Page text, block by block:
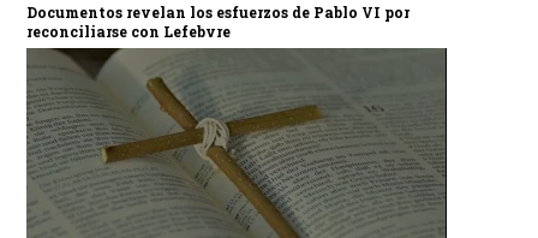
Documentos revelan los esfuerzos de Pablo VI por
reconciliarse con Lefebvre